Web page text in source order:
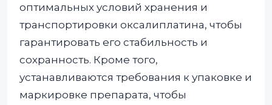
оптимальных условий хранения и
транспортировки оксалиплатина, чтобы
гарантировать его стабильность и
сохранность. Кроме того,
устанавливаются требования к упаковке и
маркировке препарата, чтобы